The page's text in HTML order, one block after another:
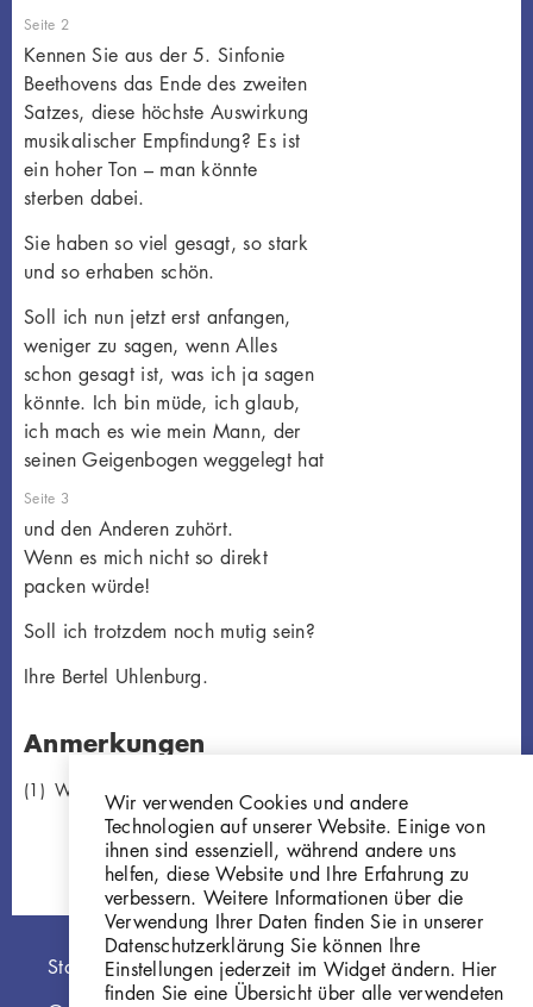
Seite 2
Kennen Sie aus der 5. Sinfonie
Beethovens das Ende des zweiten
Satzes, diese höchste Auswirkung
musikalischer Empfindung? Es ist
ein hoher Ton – man könnte
sterben dabei.
Sie haben so viel gesagt, so stark
und so erhaben schön.
Soll ich nun jetzt erst anfangen,
weniger zu sagen, wenn Alles
schon gesagt ist, was ich ja sagen
könnte. Ich bin müde, ich glaub,
ich mach es wie mein Mann, der
seinen Geigenbogen weggelegt hat
Seite 3
und den Anderen zuhört.
Wenn es mich nicht so direkt
packen würde!
Soll ich trotzdem noch mutig sein?
Ihre Bertel Uhlenburg.
Anmerkungen
Werk Georg Kolbes, "Assunta", 1919/21
Hauptnavigation
Startseite
Wir verwenden Cookies und andere
Technologien auf unserer Website. Einige von
ihnen sind essenziell, während andere uns
helfen, diese Website und Ihre Erfahrung zu
verbessern. Weitere Informationen über die
Verwendung Ihrer Daten finden Sie in unserer
Datenschutzerklärung Sie können Ihre
Einstellungen jederzeit im Widget ändern. Hier
finden Sie eine Übersicht über alle verwendeten